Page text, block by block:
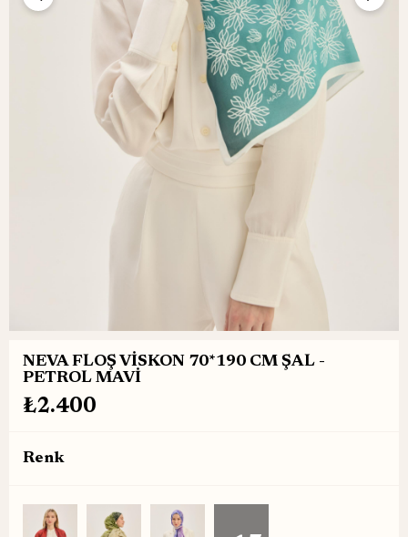
NEVA FLOŞ VİSKON 70*190 CM ŞAL -
PETROL MAVİ
₺2.400
Renk